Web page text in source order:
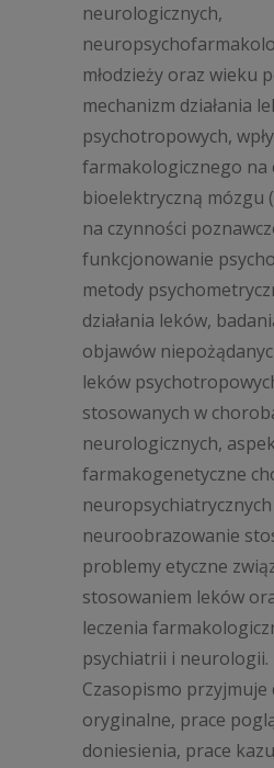
neurologicznych,
młodzieży oraz wieku
mechanizm działania
psychotropowych,
farmakologicznego na
bioelektryczną mózgu
na czynności
funkcjonowanie
metody
działania leków,
objawów
leków
stosowanych w
neurologicznych,
farmakogenetyczne
neuroobrazowanie
problemy etyczne
stosowaniem leków
leczenia
psychiatrii i neurologii.
Czasopismo
oryginalne, prace
doniesienia, prace